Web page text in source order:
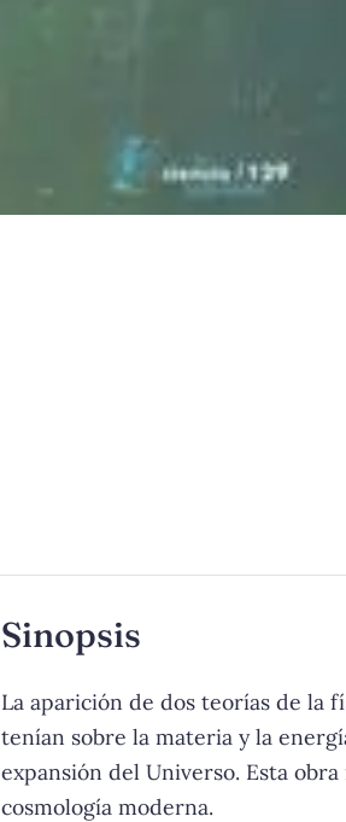
Sinopsis
La aparición de dos teorías de la
tenían sobre la materia y la
expansión del Universo. Esta
cosmología moderna.